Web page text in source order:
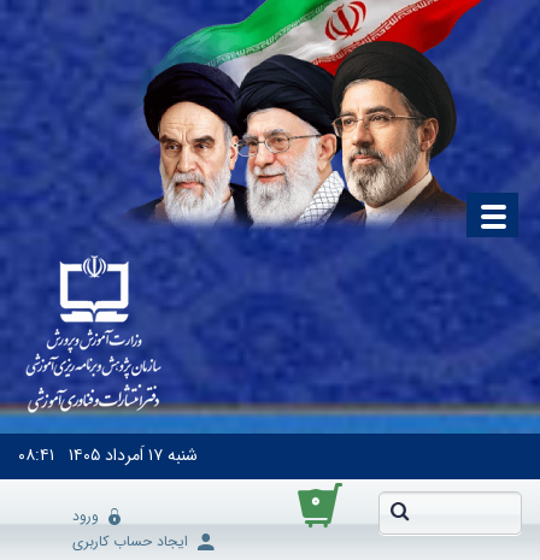
شنبه۱۷ اَمرداد ۱۴۰۵ ۰۸:۴۱
۰
ورود
ایجاد حساب کاربری